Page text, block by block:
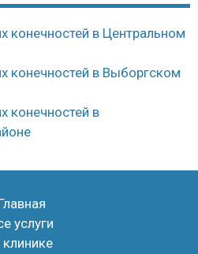
конечностей в Центральном
конечностей в Выборгском
конечностей в
услуги